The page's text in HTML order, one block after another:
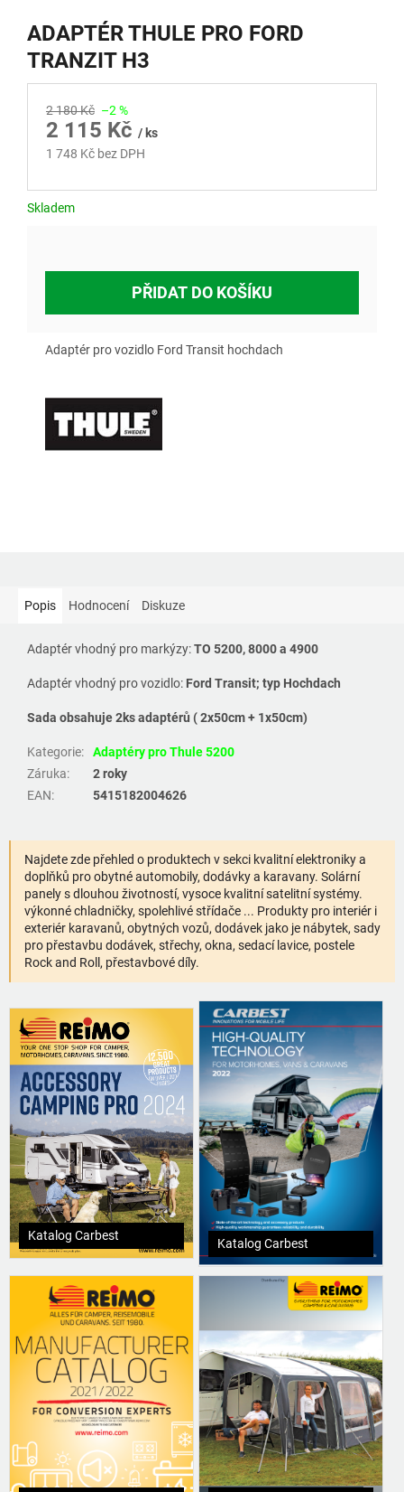
ADAPTÉR THULE PRO FORD
TRANZIT H3
2 180 Kč –2 %
2 115 Kč / ks
1 748 Kč bez DPH
Skladem
PŘIDAT DO KOŠÍKU
Adaptér pro vozidlo Ford Transit hochdach
Popis Hodnocení Diskuze
Adaptér vhodný pro markýzy:TO 5200, 8000 a 4900
Adaptér vhodný pro vozidlo: Ford Transit; typ Hochdach
Sada obsahuje 2ks adaptérů ( 2x50cm + 1x50cm)
Kategorie:
Adaptéry pro Thule 5200
Záruka:
2 roky
EAN: 5415182004626
Najdete zde přehled o produktech v sekci kvalitní elektroniky a
doplňků pro obytné automobily, dodávky a karavany. Solární
panely s dlouhou životností, vysoce kvalitní satelitní systémy.
výkonné chladničky, spolehlivé střídače ... Produkty pro interiér i
exteriér karavanů, obytných vozů, dodávek jako je nábytek, sady
pro přestavbu dodávek, střechy, okna, sedací lavice, postele
Rock and Roll, přestavbové díly.
Katalog Carbest
Katalog Carbest